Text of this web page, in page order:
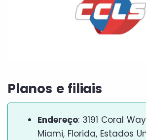
Planos e filiais
Endereço: 3191 Coral
Miami, Florida, Estados